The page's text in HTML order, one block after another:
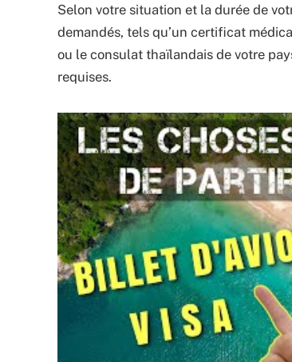
Selon votre situation et la durée de
demandés, tels qu’un certificat
ou le consulat thaïlandais de votre
requises.